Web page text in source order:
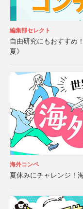
編集部セレクト
自由研究にもおすすめ
夏》
海外コンペ
夏休みにチャレンジ！